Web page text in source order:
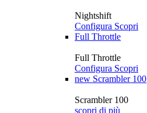
Nightshift
Configura Scopri
Full Throttle
Full Throttle
Configura Scopri
new Scrambler 100
Scrambler 100
scopri di più